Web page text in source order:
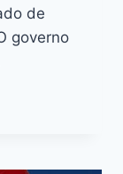
de
governo